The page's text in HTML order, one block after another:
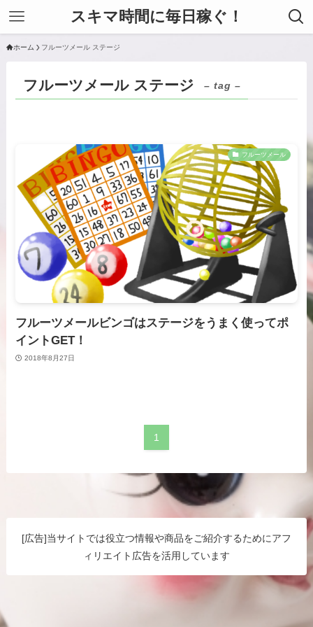
スキマ時間に毎日稼ぐ！
ホーム フルーツメール ステージ
フルーツメール ステージ – tag –
フルーツメール
フルーツメールビンゴはステージをうまく使ってポ
イントGET！
2018年8月27日
1
[広告]当サイトでは役立つ情報や商品をご紹介するためにアフ
ィリエイト広告を活用しています